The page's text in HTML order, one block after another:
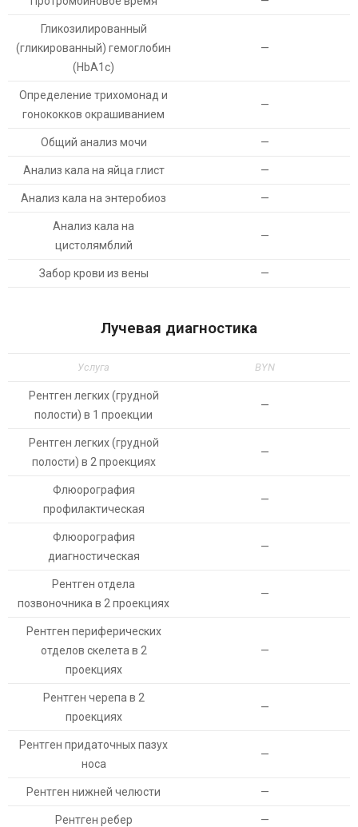
Гликозилированный
(гликированный) гемоглобин
(HbA1c)
—
Определение трихомонад и
гонококков окрашиванием
—
Общий анализ мочи —
Анализ кала на яйца глист —
Анализ кала на энтеробиоз —
Анализ кала на
цистолямблий
—
Забор крови из вены —
Лучевая диагностика
Услуга BYN
Рентген легких (грудной
полости) в 1 проекции
—
Рентген легких (грудной
полости) в 2 проекциях
—
Флюорография
профилактическая
—
Флюорография
диагностическая
—
Рентген отдела
позвоночника в 2 проекциях
—
Рентген периферических
отделов скелета в 2
проекциях
—
Рентген черепа в 2
проекциях
—
Рентген придаточных пазух
носа
—
Рентген нижней челюсти —
Рентген ребер —